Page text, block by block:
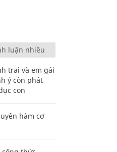
luận nhiều
trai và em gái
ý còn phát
con
hàm cơ